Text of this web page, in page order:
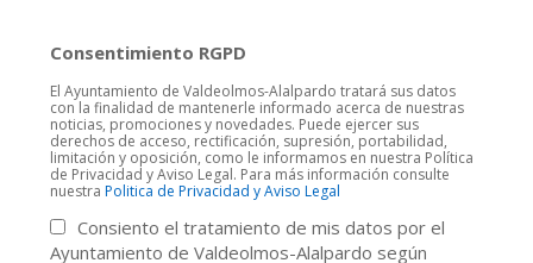
Consentimiento RGPD
El Ayuntamiento de Valdeolmos-Alalpardo tratará sus datos
con la finalidad de mantenerle informado acerca de nuestras
noticias, promociones y novedades. Puede ejercer sus
derechos de acceso, rectificación, supresión, portabilidad,
limitación y oposición, como le informamos en nuestra Política
de Privacidad y Aviso Legal. Para más información consulte
nuestra Politica de Privacidad y Aviso Legal
Consiento el tratamiento de mis datos por el
Ayuntamiento de Valdeolmos-Alalpardo según